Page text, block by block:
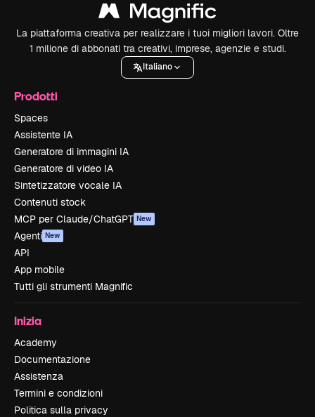
La piattaforma creativa per realizzare i tuoi migliori lavori. Oltre
1 milione di abbonati tra creativi, imprese, agenzie e studi.
Italiano
Prodotti
Spaces
Assistente IA
Generatore di immagini IA
Generatore di video IA
Sintetizzatore vocale IA
Contenuti stock
MCP per Claude/ChatGPT New
Agenti New
API
App mobile
Tutti gli strumenti Magnific
Inizia
Academy
Documentazione
Assistenza
Termini e condizioni
Politica sulla privacy